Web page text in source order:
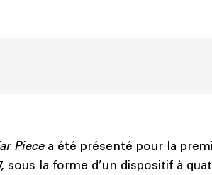
Piece a été présenté pour la
sous la forme d’un dispositif à